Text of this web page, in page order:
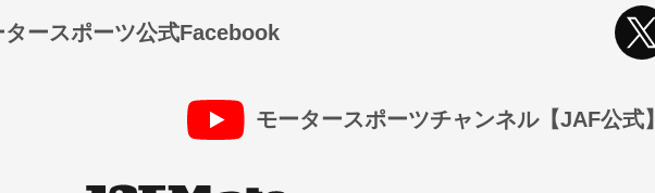
ースポーツ公式Facebook
モータースポーツチャンネル【JAF公式】